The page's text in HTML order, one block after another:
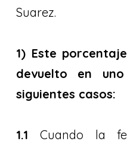
Suarez.
1) Este
devuelto en
siguientes casos:
1.1 Cuando la